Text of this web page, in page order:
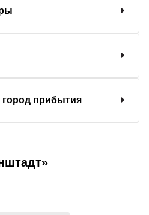
город прибытия